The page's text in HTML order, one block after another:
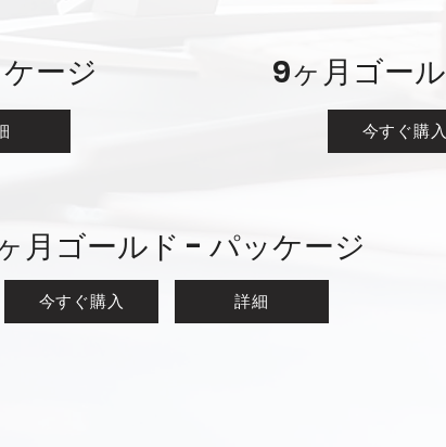
ージ 9ヶ月ゴー
今すぐ購
月ゴールド - パッケージ
今すぐ購入 詳細